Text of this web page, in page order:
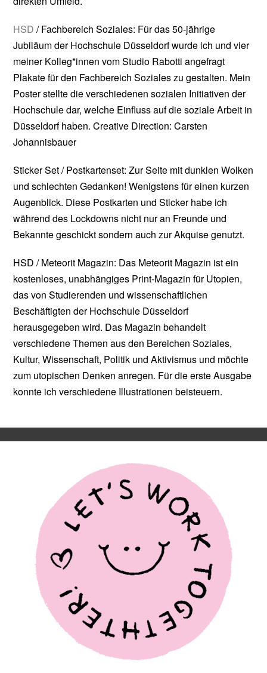
HSD / Fachbereich Soziales: Für das 50-jährige
Jubiläum der Hochschule Düsseldorf wurde ich und vier
meiner Kolleg*innen vom Studio Rabotti angefragt
Plakate für den Fachbereich Soziales zu gestalten. Mein
Poster stellte die verschiedenen sozialen Initiativen der
Hochschule dar, welche Einfluss auf die soziale Arbeit in
Düsseldorf haben. Creative Direction: Carsten
Johannisbauer
Sticker Set / Postkartenset: Zur Seite mit dunklen Wolken
und schlechten Gedanken! Wenigstens für einen kurzen
Augenblick. Diese Postkarten und Sticker habe ich
während des Lockdowns nicht nur an Freunde und
Bekannte geschickt sondern auch zur Akquise genutzt.
HSD / Meteorit Magazin: Das Meteorit Magazin ist ein
kostenloses, unabhängiges Print-Magazin für Utopien,
das von Studierenden und wissenschaftlichen
Beschäftigten der Hochschule Düsseldorf
herausgegeben wird. Das Magazin behandelt
verschiedene Themen aus den Bereichen Soziales,
Kultur, Wissenschaft, Politik und Aktivismus und möchte
zum utopischen Denken anregen. Für die erste Ausgabe
konnte ich verschiedene Illustrationen beisteuern.